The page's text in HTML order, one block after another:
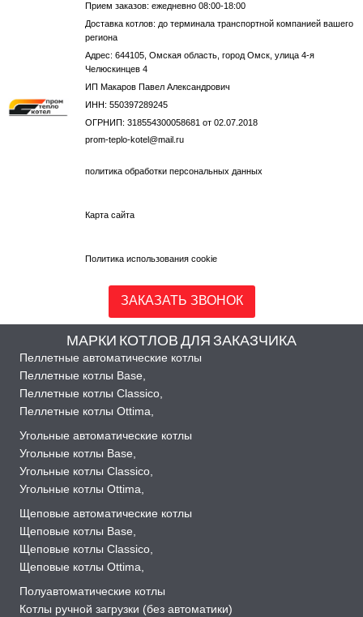
Прием заказов: ежедневно 08:00-18:00
Доставка котлов: до терминала транспортной компанией вашего
региона
Адрес: 644105, Омская область, город Омск, улица 4-я
Челюскинцев 4
ИП Макаров Павел Александрович
ИНН: 550397289245
ОГРНИП: 318554300058681 от 02.07.2018
prom-teplo-kotel@mail.ru
политика обработки персональных данных
Карта сайта
Политика использования cookie
ЗАКАЗАТЬ ЗВОНОК
МАРКИ КОТЛОВ ДЛЯ ЗАКАЗЧИКА
Пеллетные автоматические котлы
Пеллетные котлы Base,
Пеллетные котлы Classico,
Пеллетные котлы Ottima,
Угольные автоматические котлы
Угольные котлы Base,
Угольные котлы Classico,
Угольные котлы Ottima,
Щеповые автоматические котлы
Щеповые котлы Base,
Щеповые котлы Classico,
Щеповые котлы Ottima,
Полуавтоматические котлы
Котлы ручной загрузки (без автоматики)